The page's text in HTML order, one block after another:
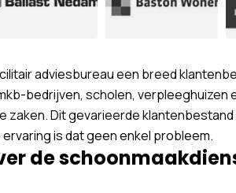
adviesbureau een breed
bedrijven, scholen, verpleeghuizen
zaken. Dit gevarieerde
is dat geen enkel probleem.
de